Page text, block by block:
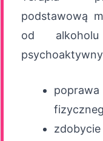
podstawową
od